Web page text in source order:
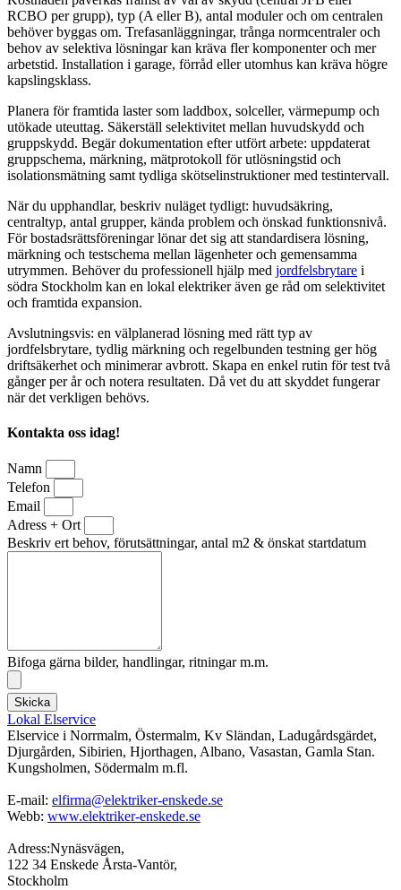
RCBO per grupp), typ (A eller B), antal moduler och om centralen
behöver byggas om. Trefasanläggningar, trånga normcentraler och
behov av selektiva lösningar kan kräva fler komponenter och mer
arbetstid. Installation i garage, förråd eller utomhus kan kräva högre
kapslingsklass.
Planera för framtida laster som laddbox, solceller, värmepump och
utökade uteuttag. Säkerställ selektivitet mellan huvudskydd och
gruppskydd. Begär dokumentation efter utfört arbete: uppdaterat
gruppschema, märkning, mätprotokoll för utlösningstid och
isolationsmätning samt tydliga skötselinstruktioner med testintervall.
När du upphandlar, beskriv nuläget tydligt: huvudsäkring,
centraltyp, antal grupper, kända problem och önskad funktionsnivå.
För bostadsrättsföreningar lönar det sig att standardisera lösning,
märkning och testschema mellan lägenheter och gemensamma
utrymmen. Behöver du professionell hjälp med jordfelsbrytare i
södra Stockholm kan en lokal elektriker även ge råd om selektivitet
och framtida expansion.
Avslutningsvis: en välplanerad lösning med rätt typ av
jordfelsbrytare, tydlig märkning och regelbunden testning ger hög
driftsäkerhet och minimerar avbrott. Skapa en enkel rutin för test två
gånger per år och notera resultaten. Då vet du att skyddet fungerar
när det verkligen behövs.
Kontakta oss idag!
Namn
Telefon
Email
Adress + Ort
Beskriv ert behov, förutsättningar, antal m2 & önskat startdatum
Bifoga gärna bilder, handlingar, ritningar m.m.
Skicka
Lokal Elservice
Elservice i Norrmalm, Östermalm, Kv Sländan, Ladugårdsgärdet,
Djurgården, Sibirien, Hjorthagen, Albano, Vasastan, Gamla Stan.
Kungsholmen, Södermalm m.fl.
E-mail: elfirma@elektriker-enskede.se
Webb: www.elektriker-enskede.se
Adress:Nynäsvägen,
122 34 Enskede Årsta-Vantör,
Stockholm